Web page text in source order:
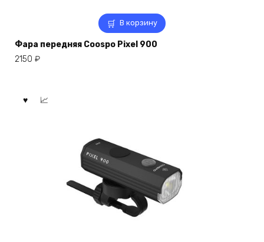
В корзину
Фара передняя Coospo Pixel 900
2150 ₽